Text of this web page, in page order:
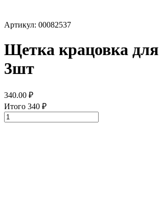
Артикул: 00082537
Щетка крацовка
3шт
340.00 ₽
Итого 340 ₽